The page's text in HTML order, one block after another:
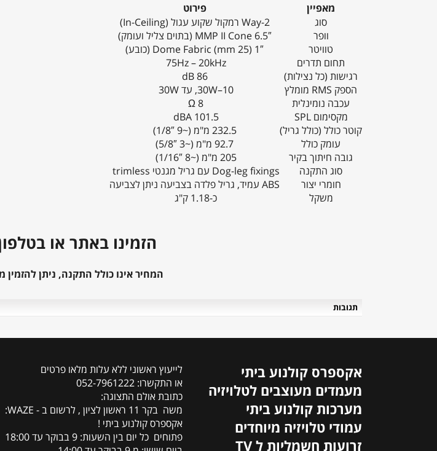
מאפיין
פירוט
סוג
2-Way רמקול שקוע עגול (In-Ceiling)
וופר
6.5″ MMP II Cone (בתוים צליל ועומק)
טוויטר
1″ (25 mm) Dome Fabric (כובע)
תחום תדרים
75Hz – 20kHz
רגישות (כל נצילות)
86 dB
הספק RMS מומלץ
10–30W, עד 30W
עכבה נומינלית
8 Ω
מקסימום SPL
101.5 dBA
קוטר כולל (כולל גריל)
232.5 מ"מ (~9 1/8″)
עומק כולל
92.7 מ"מ (~3 5/8″)
גובה חיתוך בקיר
205 מ"מ (~8 1/16″)
סוג התקנה
Dog-leg fixings עם גריל מגנטי trimless
חומרי יצור
ABS עמיד, גריל פלדה בצביעה ניתן לצביעה
משקל
כ-1.18 ק"ג
הזמינו באתר או בטלפון: 052-
המחיר אינו כולל התקנה, ניתן
תגובות
אקספרס קולנוע ביתי
מעמדים מעוצבים לטלויזיה
מערכות קולנוע ביתי
עמודי טלויזיה מיוחדים
זרועות חשמליות ל TV
לייעוץ ראשוני ללא עלות מלאו פרטים
או התקשרו: 052-7961222
כתובת אולם התצוגה:
משה בקר 11 ראשון לציון , לרשום ב - WAZE:
אקספרס קולנוע ביתי !
פתוחים כל יום בין השעות: 9 בבוקר עד 18:00